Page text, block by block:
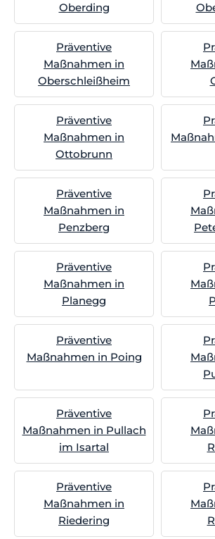
Oberding
Präventive
Maßnahmen in
Oberschleißheim
Präventive
Maßnahmen in
Ottobrunn
Präventive
Maßnahmen in
Penzberg
Präventive
Maßnahmen in
Planegg
Präventive
Maßnahmen in Poing
Präventive
Maßnahmen in Pullach
im Isartal
Präventive
Maßnahmen in
Riedering